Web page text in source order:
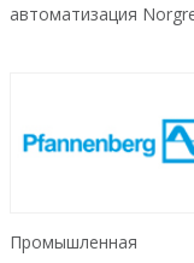
автоматизация
Промышленная